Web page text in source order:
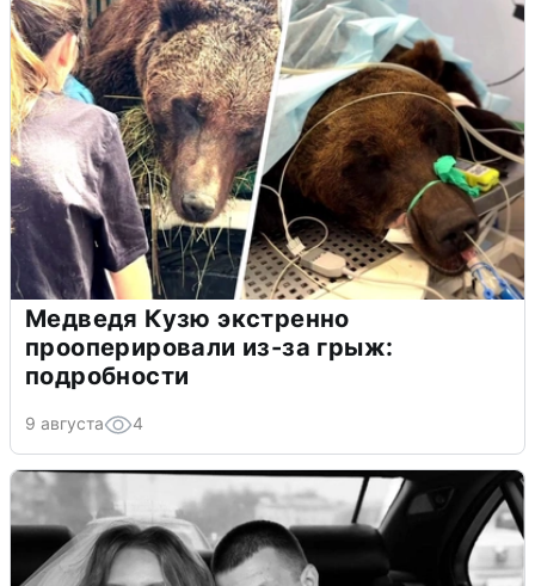
Медведя Кузю экстренно
прооперировали из-за грыж:
подробности
9 августа 4